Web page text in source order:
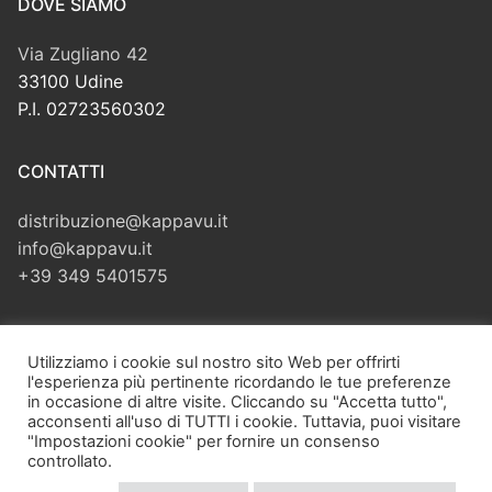
Via Zugliano 42
33100 Udine
P.I. 02723560302
CONTATTI
distribuzione@kappavu.it
info@kappavu.it
+39 349 5401575
Cerca:
Utilizziamo i cookie sul nostro sito Web per offrirti
l'esperienza più pertinente ricordando le tue preferenze
in occasione di altre visite. Cliccando su "Accetta tutto",
acconsenti all'uso di TUTTI i cookie. Tuttavia, puoi visitare
"Impostazioni cookie" per fornire un consenso
controllato.